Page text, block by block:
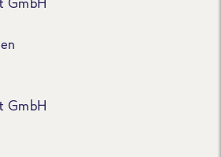
GmbH